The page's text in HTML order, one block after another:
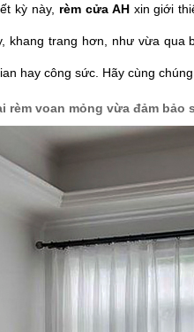
kỳ này, rèm cửa AHxin giới
khang trang hơn, như vừa
hay công sức. Hãy cùng